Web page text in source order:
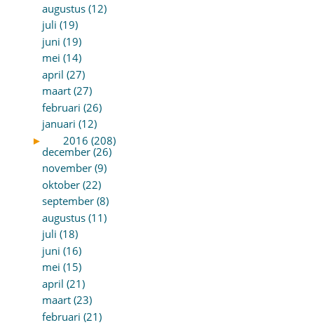
augustus (12)
juli (19)
juni (19)
mei (14)
april (27)
maart (27)
februari (26)
januari (12)
►
2016 (208)
december (26)
november (9)
oktober (22)
september (8)
augustus (11)
juli (18)
juni (16)
mei (15)
april (21)
maart (23)
februari (21)